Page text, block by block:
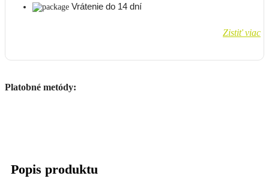
Vrátenie do 14 dní
Zistiť viac
Platobné metódy:
Popis produktu